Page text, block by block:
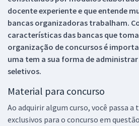
docente experiente e que entende
bancas organizadoras trabalham.
características das bancas que
organização de concursos é
uma tem a sua forma de
seletivos.
Material para concurso
Ao adquirir algum curso, você passa a
exclusivos para o concurso em